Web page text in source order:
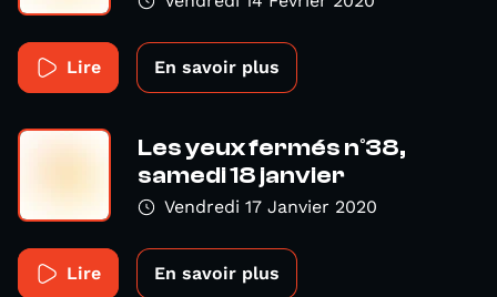
Lire En savoir plus
Les yeux fermés n°38,
samedi 18 janvier
Vendredi 17 Janvier 2020
Lire En savoir plus